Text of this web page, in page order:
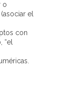
o
el
con
“el